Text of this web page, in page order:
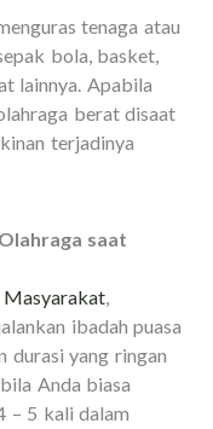
tenaga atau
bola, basket,
lainnya. Apabila
berat disaat
terjadinya
saat
Masyarakat,
ibadah puasa
durasi yang ringan
Anda biasa
– 5 kali dalam